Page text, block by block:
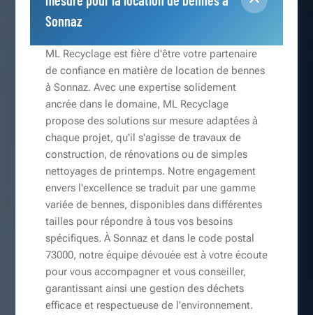
Sonnaz
ML Recyclage est fière d'être votre partenaire
de confiance en matière de location de bennes
à Sonnaz. Avec une expertise solidement
ancrée dans le domaine, ML Recyclage
propose des solutions sur mesure adaptées à
chaque projet, qu'il s'agisse de travaux de
construction, de rénovations ou de simples
nettoyages de printemps. Notre engagement
envers l'excellence se traduit par une gamme
variée de bennes, disponibles dans différentes
tailles pour répondre à tous vos besoins
spécifiques. À Sonnaz et dans le code postal
73000, notre équipe dévouée est à votre écoute
pour vous accompagner et vous conseiller,
garantissant ainsi une gestion des déchets
efficace et respectueuse de l'environnement.